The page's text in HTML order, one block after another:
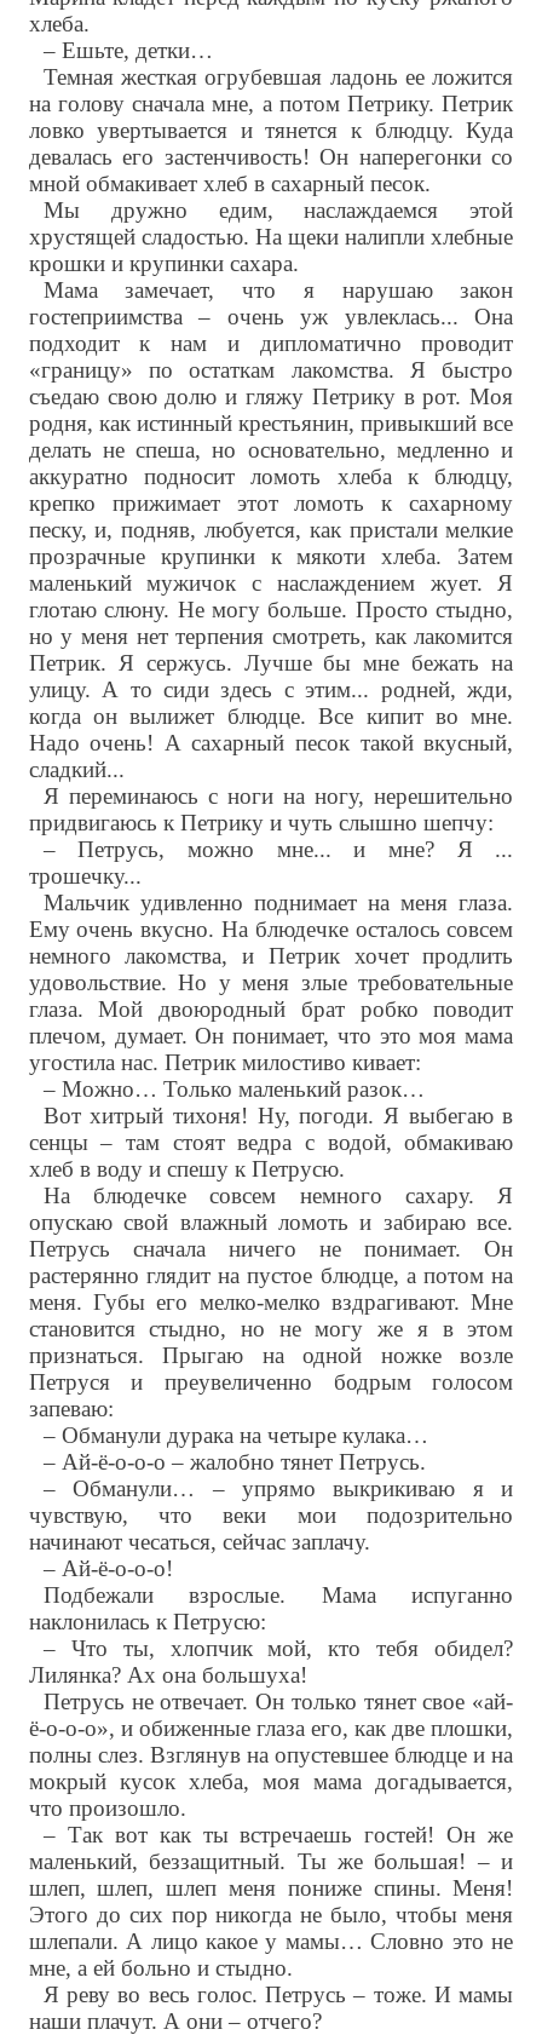
хлеба.
– Ешьте, детки…
Темная жесткая огрубевшая ладонь ее ложится
на голову сначала мне, а потом Петрику. Петрик
ловко увертывается и тянется к блюдцу. Куда
девалась его застенчивость! Он наперегонки со
мной обмакивает хлеб в сахарный песок.
Мы дружно едим, наслаждаемся этой
хрустящей сладостью. На щеки налипли хлебные
крошки и крупинки сахара.
Мама замечает, что я нарушаю закон
гостеприимства – очень уж увлеклась... Она
подходит к нам и дипломатично проводит
«границу» по остаткам лакомства. Я быстро
съедаю свою долю и гляжу Петрику в рот. Моя
родня, как истинный крестьянин, привыкший все
делать не спеша, но основательно, медленно и
аккуратно подносит ломоть хлеба к блюдцу,
крепко прижимает этот ломоть к сахарному
песку, и, подняв, любуется, как пристали мелкие
прозрачные крупинки к мякоти хлеба. Затем
маленький мужичок с наслаждением жует. Я
глотаю слюну. Не могу больше. Просто стыдно,
но у меня нет терпения смотреть, как лакомится
Петрик. Я сержусь. Лучше бы мне бежать на
улицу. А то сиди здесь с этим... родней, жди,
когда он вылижет блюдце. Все кипит во мне.
Надо очень! А сахарный песок такой вкусный,
сладкий...
Я переминаюсь с ноги на ногу, нерешительно
придвигаюсь к Петрику и чуть слышно шепчу:
– Петрусь, можно мне... и мне? Я ...
трошечку...
Мальчик удивленно поднимает на меня глаза.
Ему очень вкусно. На блюдечке осталось совсем
немного лакомства, и Петрик хочет продлить
удовольствие. Но у меня злые требовательные
глаза. Мой двоюродный брат робко поводит
плечом, думает. Он понимает, что это моя мама
угостила нас. Петрик милостиво кивает:
– Можно… Только маленький разок…
Вот хитрый тихоня! Ну, погоди. Я выбегаю в
сенцы – там стоят ведра с водой, обмакиваю
хлеб в воду и спешу к Петрусю.
На блюдечке совсем немного сахару. Я
опускаю свой влажный ломоть и забираю все.
Петрусь сначала ничего не понимает. Он
растерянно глядит на пустое блюдце, а потом на
меня. Губы его мелко-мелко вздрагивают. Мне
становится стыдно, но не могу же я в этом
признаться. Прыгаю на одной ножке возле
Петруся и преувеличенно бодрым голосом
запеваю:
– Обманули дурака на четыре кулака…
– Ай-ё-о-о-о – жалобно тянет Петрусь.
– Обманули… – упрямо выкрикиваю я и
чувствую, что веки мои подозрительно
начинают чесаться, сейчас заплачу.
– Ай-ё-о-о-о!
Подбежали взрослые. Мама испуганно
наклонилась к Петрусю:
– Что ты, хлопчик мой, кто тебя обидел?
Лилянка? Ах она большуха!
Петрусь не отвечает. Он только тянет свое «ай-
ё-о-о-о», и обиженные глаза его, как две плошки,
полны слез. Взглянув на опустевшее блюдце и на
мокрый кусок хлеба, моя мама догадывается,
что произошло.
– Так вот как ты встречаешь гостей! Он же
маленький, беззащитный. Ты же большая! – и
шлеп, шлеп, шлеп меня пониже спины. Меня!
Этого до сих пор никогда не было, чтобы меня
шлепали. А лицо какое у мамы… Словно это не
мне, а ей больно и стыдно.
Я реву во весь голос. Петрусь – тоже. И мамы
наши плачут. А они – отчего?